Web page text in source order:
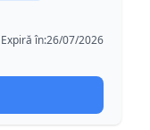
Expiră în:26/07/2026